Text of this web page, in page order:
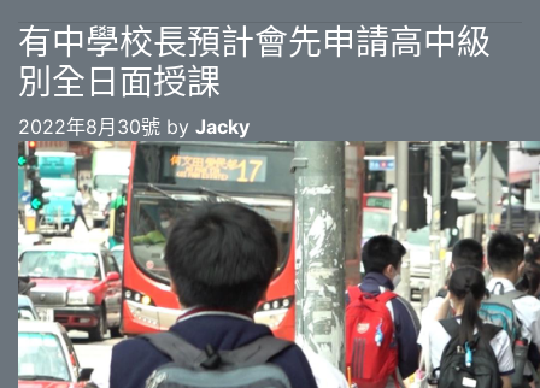
有中學校長預計會先申請高中級
別全日面授課
2022年8月30號 by Jacky